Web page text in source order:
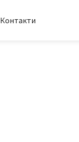
Контакти